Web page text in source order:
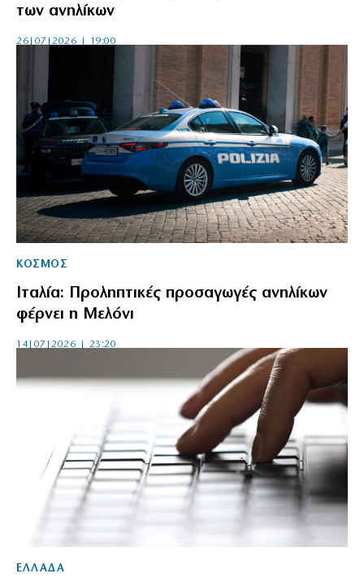
των ανηλίκων
26|07|2026 | 19:00
ΚΟΣΜΟΣ
Ιταλία: Προληπτικές προσαγωγές ανηλίκων
φέρνει η Μελόνι
14|07|2026 | 23:20
ΕΛΛΑΔΑ